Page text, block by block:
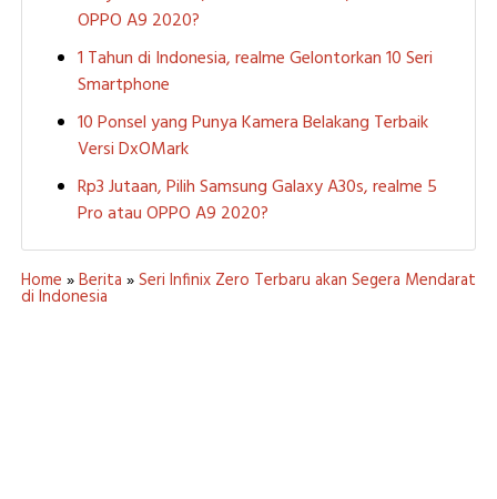
OPPO A9 2020?
1 Tahun di Indonesia, realme Gelontorkan 10 Seri
Smartphone
10 Ponsel yang Punya Kamera Belakang Terbaik
Versi DxOMark
Rp3 Jutaan, Pilih Samsung Galaxy A30s, realme 5
Pro atau OPPO A9 2020?
Home »Berita »Seri Infinix Zero Terbaru akan Segera Mendarat
di Indonesia